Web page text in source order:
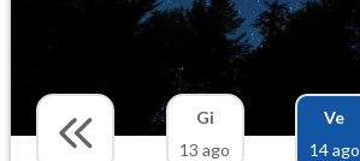
Gi
13 ago
Ve
14 ago